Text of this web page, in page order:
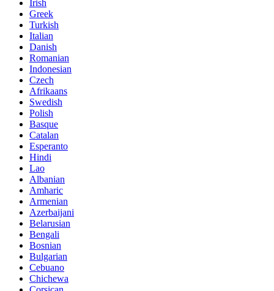
Irish
Greek
Turkish
Italian
Danish
Romanian
Indonesian
Czech
Afrikaans
Swedish
Polish
Basque
Catalan
Esperanto
Hindi
Lao
Albanian
Amharic
Armenian
Azerbaijani
Belarusian
Bengali
Bosnian
Bulgarian
Cebuano
Chichewa